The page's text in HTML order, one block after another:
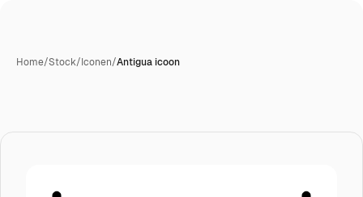
Home/Stock/Iconen/Antigua icoon